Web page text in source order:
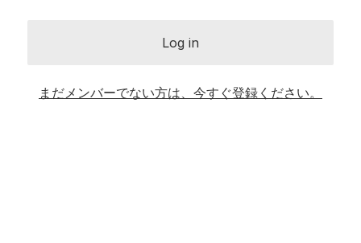
Log in
まだメンバーでない方は、今すぐ登録ください。